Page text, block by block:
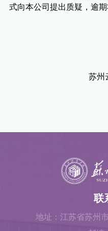
式向本公司提出质疑，逾期
苏州
联
地址：江苏省苏州